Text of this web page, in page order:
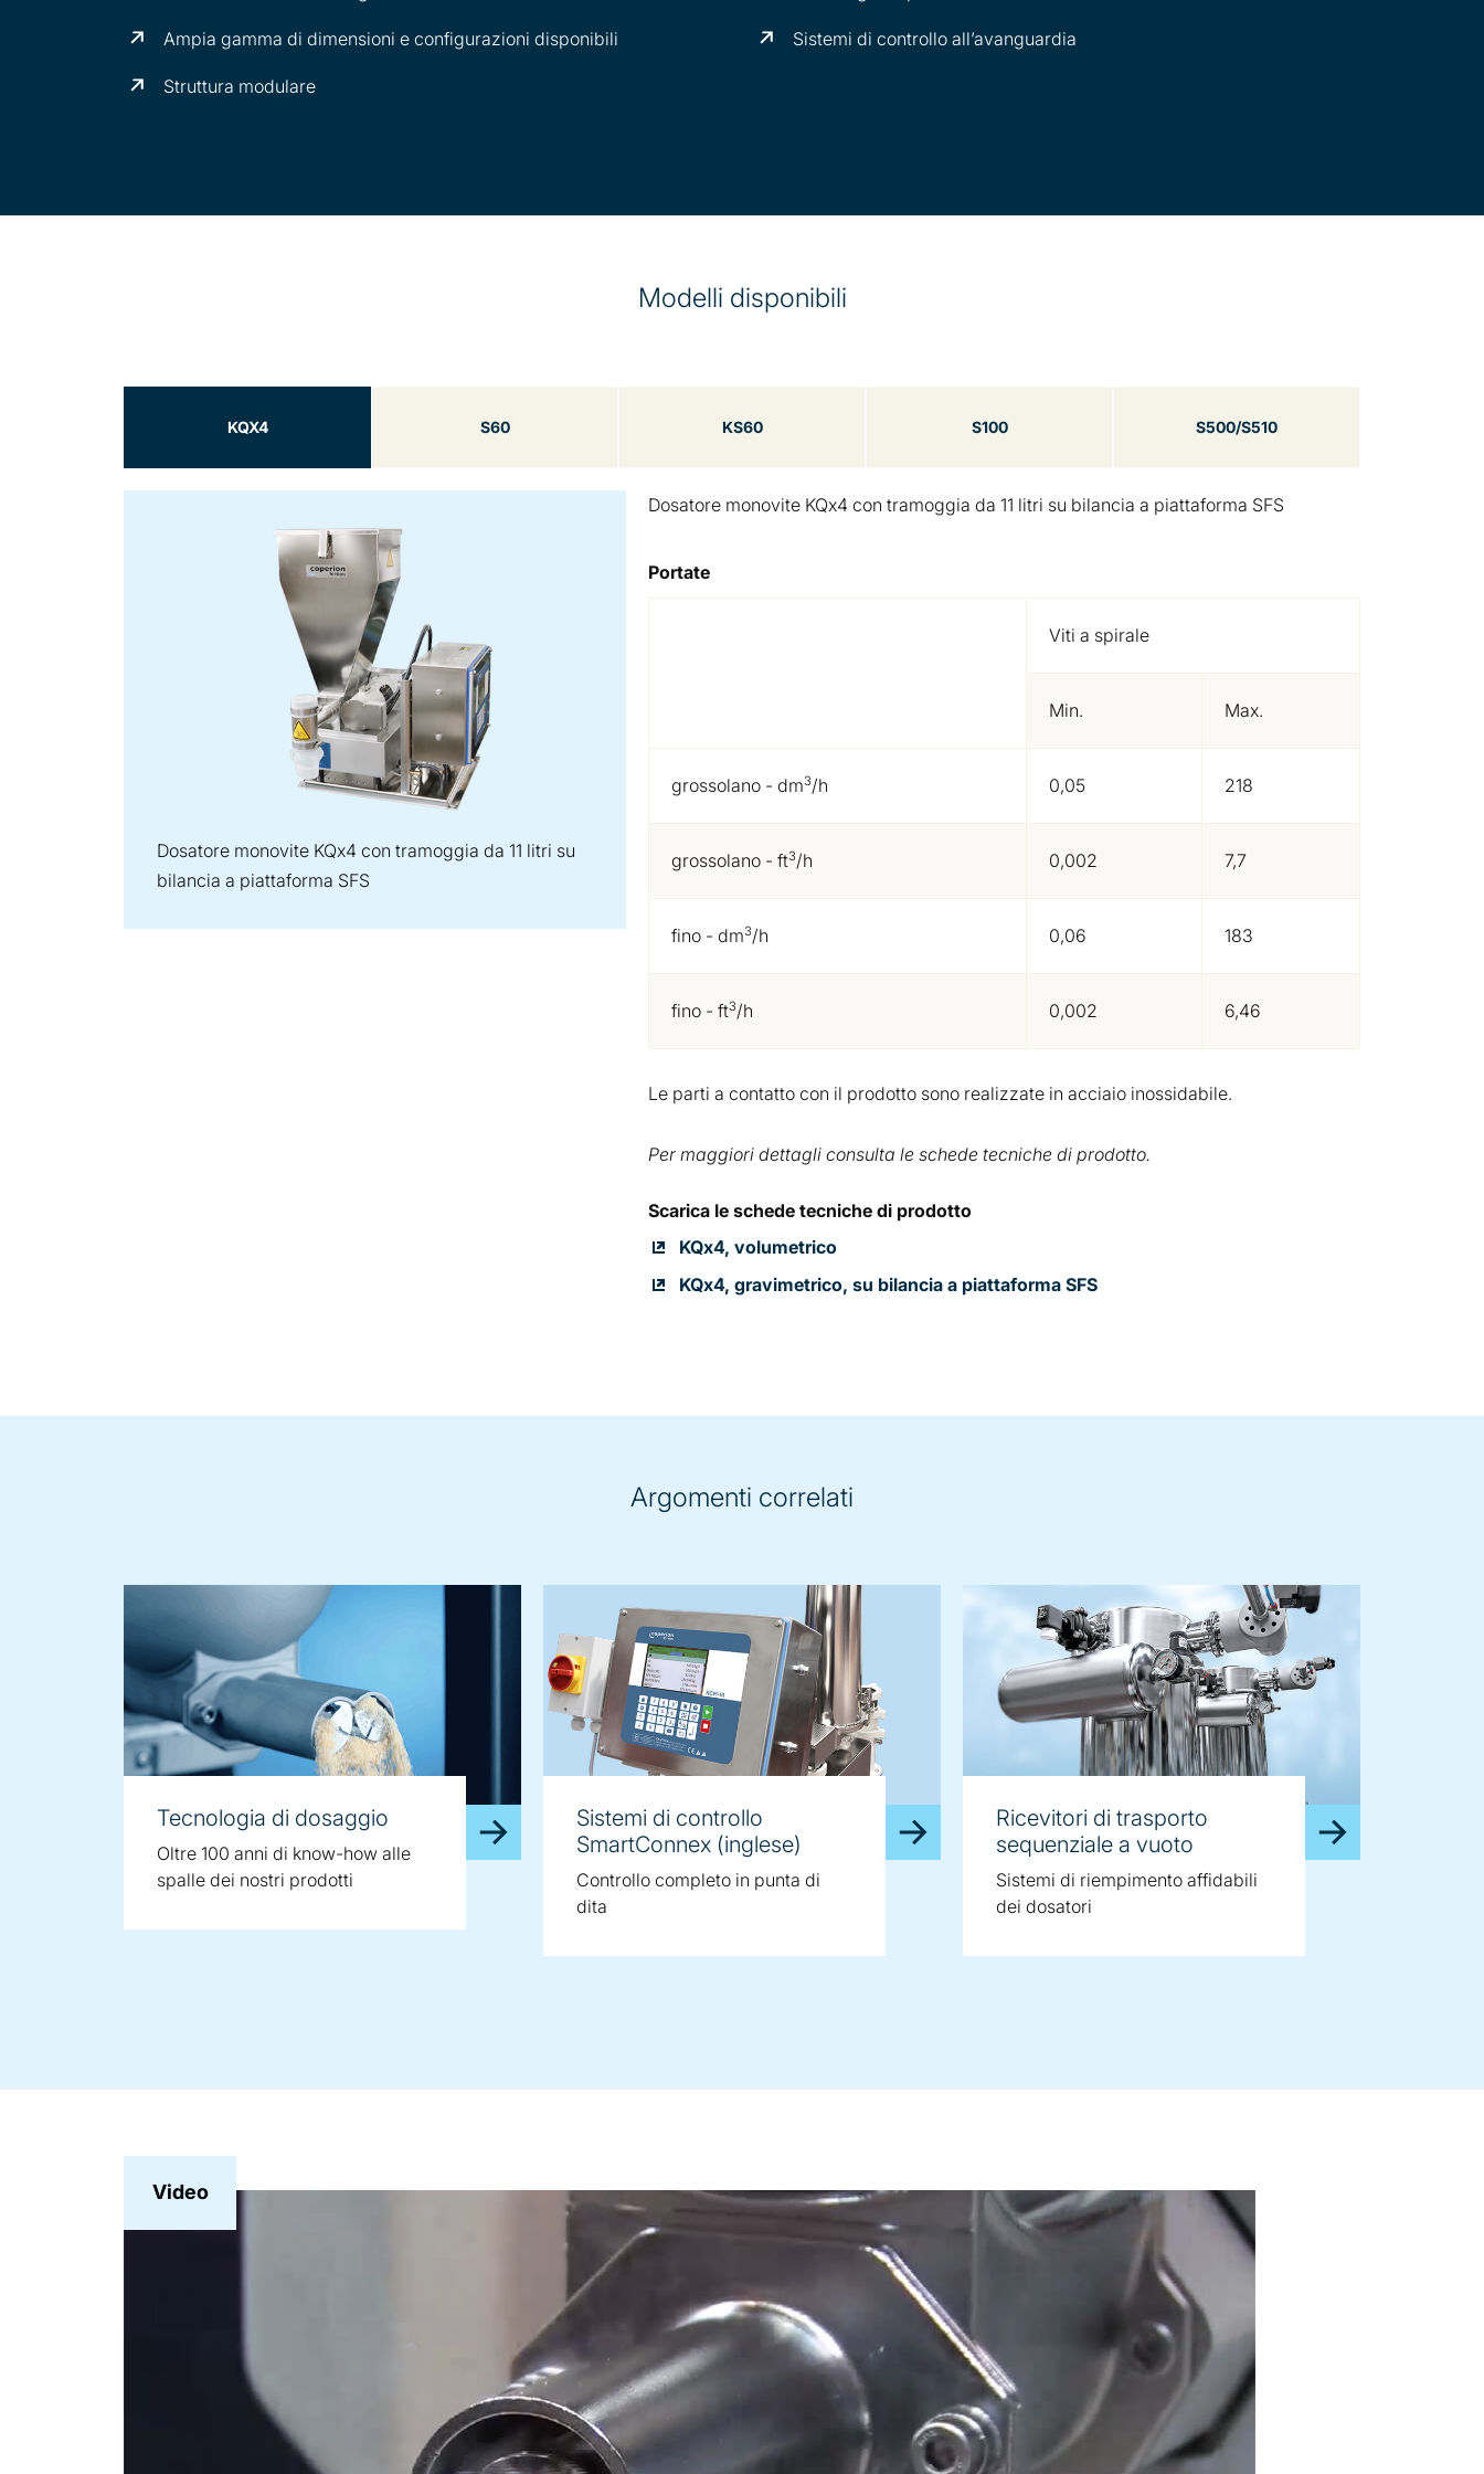
Ampia gamma di dimensioni e configurazioni disponibili
Struttura modulare
Sistemi di controllo all’avanguardia
Modelli disponibili
KQX4 S60 KS60 S100 S500/S510
Dosatore monovite KQx4 con tramoggia da 11 litri su
bilancia a piattaforma SFS
Dosatore monovite KQx4 con tramoggia da 11 litri su bilancia a piattaforma SFS
Portate
Viti a spirale
Min. Max.
grossolano - dm3/h 0,05 218
grossolano - ft3/h 0,002 7,7
fino - dm3/h 0,06 183
fino - ft3/h 0,002 6,46
Le parti a contatto con il prodotto sono realizzate in acciaio inossidabile.
Per maggiori dettagli consulta le schede tecniche di prodotto.
Scarica le schede tecniche di prodotto
KQx4, volumetrico
KQx4, gravimetrico, su bilancia a piattaforma SFS
Argomenti correlati
Tecnologia di dosaggio
Oltre 100 anni di know-how alle
spalle dei nostri prodotti
Sistemi di controllo
SmartConnex (inglese)
Controllo completo in punta di
dita
Ricevitori di trasporto
sequenziale a vuoto
Sistemi di riempimento affidabili
dei dosatori
Video